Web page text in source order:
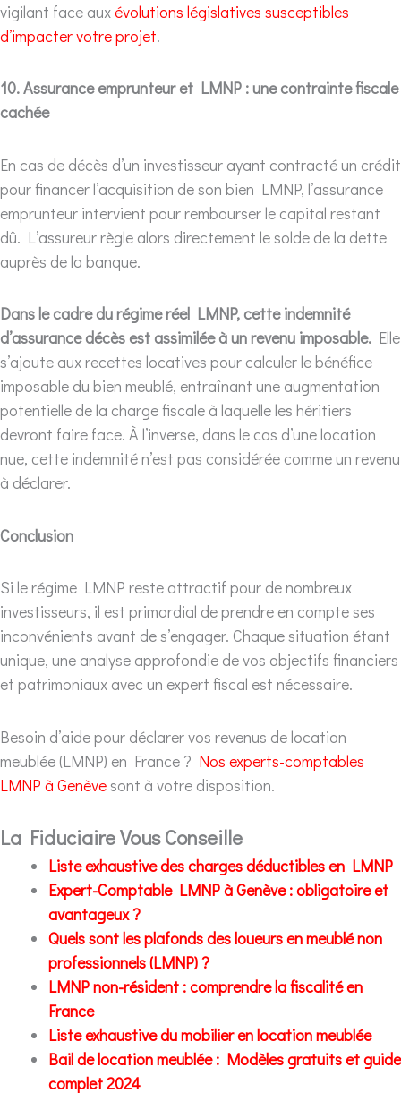
vigilant face auxévolutions législatives susceptibles
d’impacter votre projet.
10. Assurance emprunteur et LMNP : une contrainte fiscale
cachée
En cas de décès d’un investisseur ayant contracté un crédit
pour financer l’acquisition de son bien LMNP, l’assurance
emprunteur intervient pour rembourser le capital restant
dû. L’assureur règle alors directement le solde de la dette
auprès de la banque.
Dans le cadre du régime réel LMNP, cette indemnité
d’assurance décès est assimilée à un revenu imposable. Elle
s’ajoute aux recettes locatives pour calculer le bénéfice
imposable du bien meublé, entraînant une augmentation
potentielle de la charge fiscale à laquelle les héritiers
devront faire face. À l’inverse, dans le cas d’une location
nue, cette indemnité n’est pas considérée comme un revenu
à déclarer.
Conclusion
Si le régime LMNP reste attractif pour de nombreux
investisseurs, il est primordial de prendre en compte ses
inconvénients avant de s’engager. Chaque situation étant
unique, une analyse approfondie de vos objectifs financiers
et patrimoniaux avec un expert fiscal est nécessaire.
Besoin d’aide pour déclarer vos revenus de location
meublée (LMNP) en France ? Nos experts-comptables
LMNP à Genèvesont à votre disposition.
La Fiduciaire Vous Conseille
Liste exhaustive des charges déductibles en LMNP
Expert-Comptable LMNP à Genève : obligatoire et
avantageux ?
Quels sont les plafonds des loueurs en meublé non
professionnels (LMNP) ?
LMNP non-résident : comprendre la fiscalité en
France
Liste exhaustive du mobilier en location meublée
Bail de location meublée : Modèles gratuits et guide
complet 2024